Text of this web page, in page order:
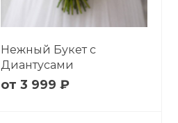
Нежный Букет с
Диантусами
3 999 ₽